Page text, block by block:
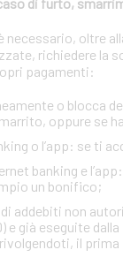
necessario, oltre
richiedere la
pagamenti:
o blocca
oppure se
o l’app: se ti
banking e
un bonifico;
addebiti non
e già eseguite
il